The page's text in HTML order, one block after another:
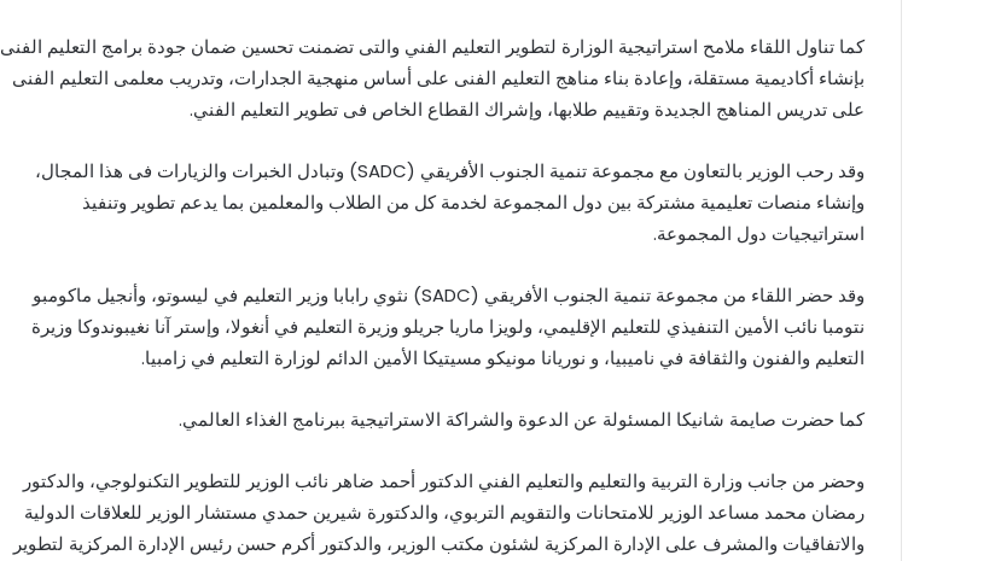
كما تناول اللقاء ملامح استراتيجية الوزارة لتطوير التعليم الفني والتى تضمنت تحسين ضمان جودة برامج التعليم الفنى
بإنشاء أكاديمية مستقلة، وإعادة بناء مناهج التعليم الفنى على أساس منهجية الجدارات، وتدريب معلمى التعليم الفنى
على تدريس المناهج الجديدة وتقييم طلابها، وإشراك القطاع الخاص فى تطوير التعليم الفني.
وقد رحب الوزير بالتعاون مع مجموعة تنمية الجنوب الأفريقي (SADC) وتبادل الخبرات والزيارات فى هذا المجال،
وإنشاء منصات تعليمية مشتركة بين دول المجموعة لخدمة كل من الطلاب والمعلمين بما يدعم تطوير وتنفيذ
استراتيجيات دول المجموعة.
وقد حضر اللقاء من مجموعة تنمية الجنوب الأفريقي (SADC) نثوي رابابا وزير التعليم في ليسوتو، وأنجيل ماكومبو
نتومبا نائب الأمين التنفيذي للتعليم الإقليمي، ولويزا ماريا جريلو وزيرة التعليم في أنغولا، وإستر آنا نغيبوندوكا وزيرة
التعليم والفنون والثقافة في ناميبيا، و نوريانا مونيكو مسيتيكا الأمين الدائم لوزارة التعليم في زامبيا.
كما حضرت صايمة شانيكا المسئولة عن الدعوة والشراكة الاستراتيجية ببرنامج الغذاء العالمي.
وحضر من جانب وزارة التربية والتعليم والتعليم الفني الدكتور أحمد ضاهر نائب الوزير للتطوير التكنولوجي، والدكتور
رمضان محمد مساعد الوزير للامتحانات والتقويم التربوي، والدكتورة شيرين حمدي مستشار الوزير للعلاقات الدولية
والاتفاقيات والمشرف على الإدارة المركزية لشئون مكتب الوزير، والدكتور أكرم حسن رئيس الإدارة المركزية لتطوير